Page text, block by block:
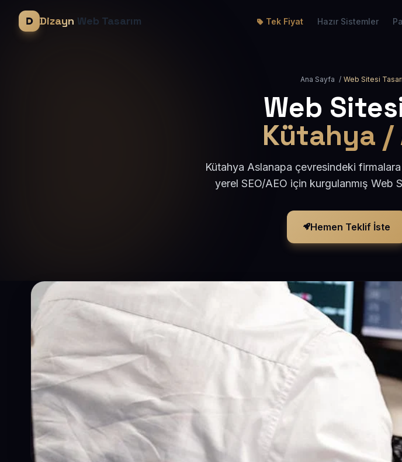
Dizayn Web Tasarım Tek Fiyat Hazır Sistemler
Ana Sayfa / Web Sitesi
Web Sitesi
Kütahya /
Kütahya Aslanapa çevresindeki
yerel SEO/AEO için kurgulanmış Web
Hemen Teklif İste